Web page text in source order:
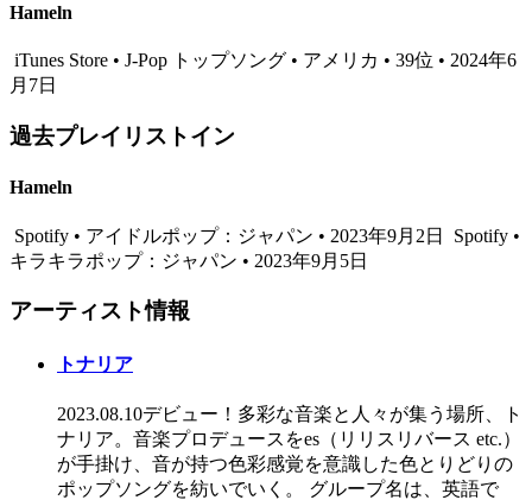
Hameln
iTunes Store • J-Pop トップソング • アメリカ • 39位 • 2024年6
月7日
過去プレイリストイン
Hameln
Spotify • アイドルポップ：ジャパン • 2023年9月2日
Spotify •
キラキラポップ：ジャパン • 2023年9月5日
アーティスト情報
トナリア
2023.08.10デビュー！多彩な音楽と人々が集う場所、ト
ナリア。音楽プロデュースをes（リリスリバース etc.）
が手掛け、音が持つ色彩感覚を意識した色とりどりの
ポップソングを紡いでいく。 グループ名は、英語で